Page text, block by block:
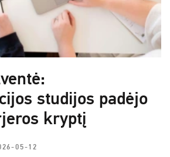
studijos padėjo
kryptį
05-12